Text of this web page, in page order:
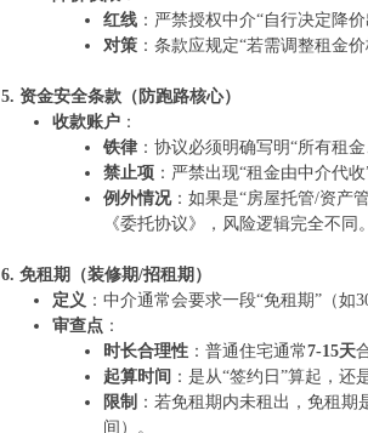
红线 ：严禁授权中介“自行决定降价
对策 ：条款应规定“若需调整租金
5. 资金安全条款（防跑路核心）
收款账户 ：
铁律 ：协议必须明确写明“所有租
禁止项 ：严禁出现“租金由中介代
例外情况：如果是“房屋托管/资产
《委托协议》，风险逻辑完全不同。
6. 免租期（装修期/招租期）
定义 ：中介通常会要求一段“免租期”（如
审查点 ：
时长合理性 ：普通住宅通常7-15天
起算时间 ：是从“签约日”算起，还
限制 ：若免租期内未租出，免租
间）。